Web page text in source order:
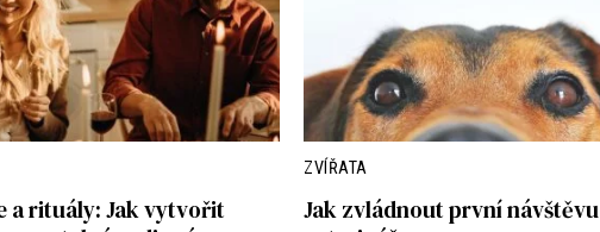
a rituály: Jak vytvořit
ZVÍŘATA
Jak zvládnout první návštěvu